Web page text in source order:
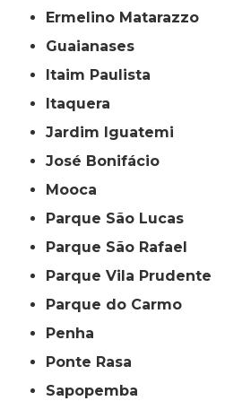
Ermelino Matarazzo
Guaianases
Itaim Paulista
Itaquera
Jardim Iguatemi
José Bonifácio
Mooca
Parque São Lucas
Parque São Rafael
Parque Vila Prudente
Parque do Carmo
Penha
Ponte Rasa
Sapopemba